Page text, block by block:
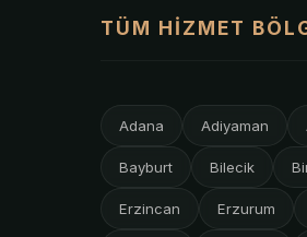
TÜM HIZMET
Adana Adiyaman
Bayburt Bilecik
Erzincan Erzurum